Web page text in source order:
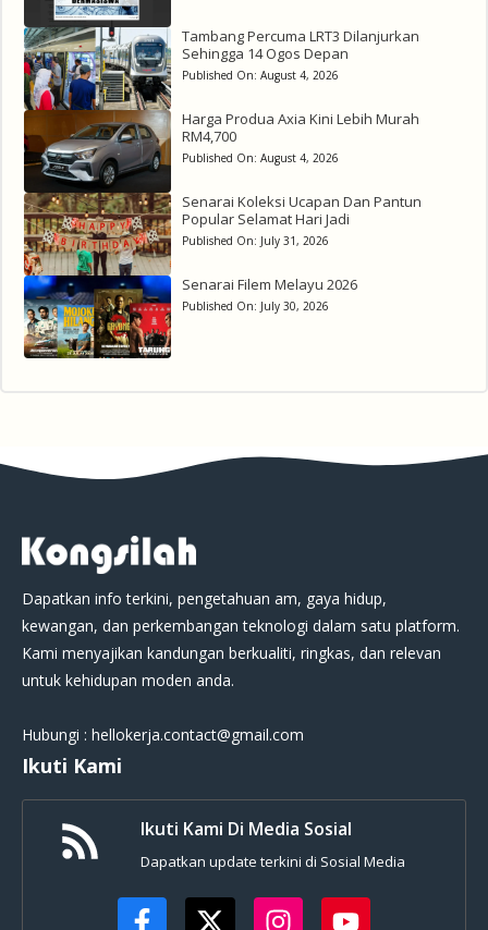
Tambang Percuma LRT3 Dilanjurkan
Sehingga 14 Ogos Depan
Published On: August 4, 2026
Harga Produa Axia Kini Lebih Murah
RM4,700
Published On: August 4, 2026
Senarai Koleksi Ucapan Dan Pantun
Popular Selamat Hari Jadi
Published On: July 31, 2026
Senarai Filem Melayu 2026
Published On: July 30, 2026
Dapatkan info terkini, pengetahuan am, gaya hidup,
kewangan, dan perkembangan teknologi dalam satu platform.
Kami menyajikan kandungan berkualiti, ringkas, dan relevan
untuk kehidupan moden anda.
Hubungi : hellokerja.contact@gmail.com
Ikuti Kami
Ikuti Kami Di Media Sosial
Dapatkan update terkini di Sosial Media